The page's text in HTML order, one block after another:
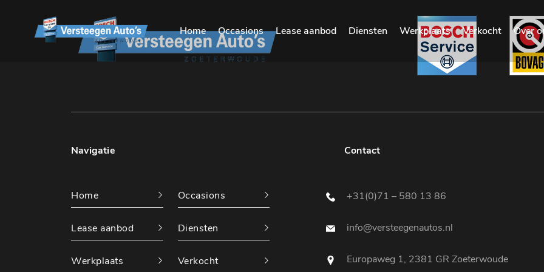
Home Occasions Lease aanbod Diensten Werkplaats Verkocht Over
Navigatie
Home Occasions
Lease aanbod Diensten
Werkplaats Verkocht
Contact
+31(0)71 – 580 13 86
info@versteegenautos.nl
Europaweg 1, 2381 GR Zoeterwoude